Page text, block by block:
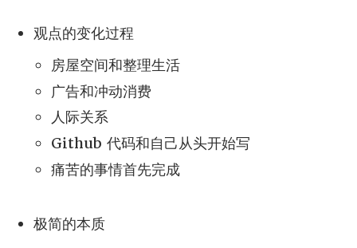
观点的变化过程
房屋空间和整理生活
广告和冲动消费
人际关系
Github 代码和自己从头开始写
痛苦的事情首先完成
极简的本质